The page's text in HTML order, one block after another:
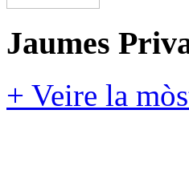
Jaumes
+ Veire la